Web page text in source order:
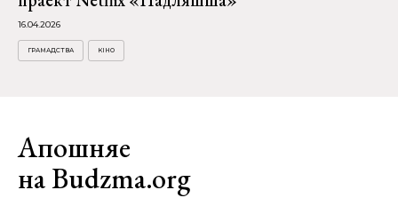
16.04.2026
ГРАМАДСТВА КІНО
Апошняе
на Budzma.org